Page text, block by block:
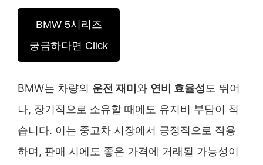
BMW 5시리즈
궁금하다면 Click
BMW는 차량의 운전 재미와 연비 효율성 도 뛰어
나, 장기적으로 소유할 때에도 유지비 부담이 적
습니다. 이는 중고차 시장에서 긍정적으로 작용
하며, 판매 시에도 좋은 가격에 거래될 가능성이